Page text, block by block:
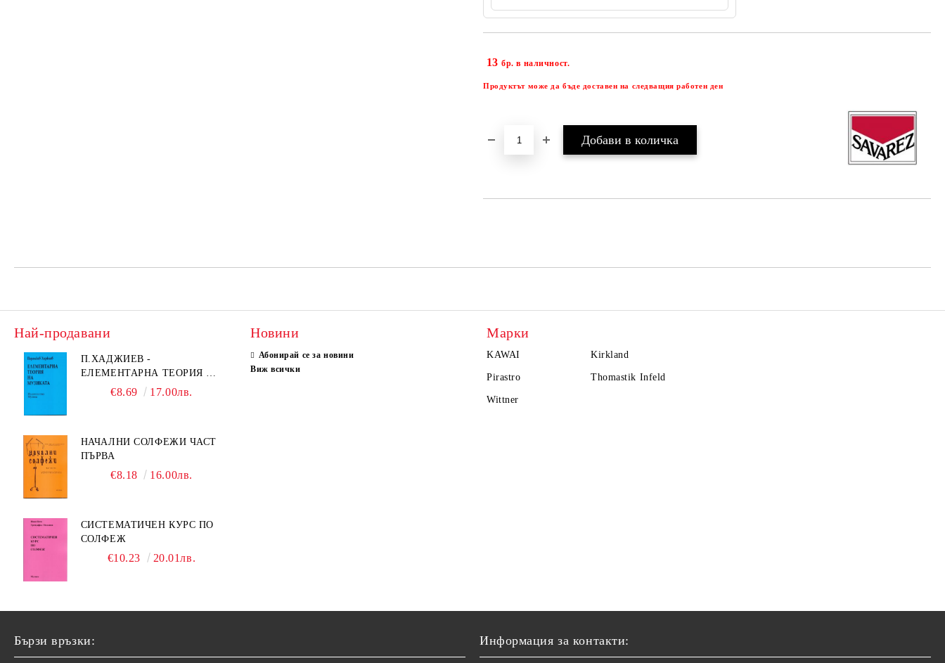
13 бр. в наличност.
Продуктът може да бъде доставен на следващия работен ден
Най-продавани
П.ХАДЖИЕВ -
ЕЛЕМЕНТАРНА ТЕОРИЯ НА
МУЗИКАТА
€8.69 17.00лв.
НАЧАЛНИ СОЛФЕЖИ ЧАСТ
ПЪРВА
€8.18 16.00лв.
СИСТЕМАТИЧЕН КУРС ПО
СОЛФЕЖ
€10.23 20.01лв.
Новини
Абонирай се за новини
Виж всички
Марки
KAWAI Kirkland
Pirastro Thomastik Infeld
Wittner
Бързи връзки: Информация за контакти: